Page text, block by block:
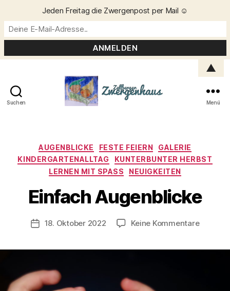
Suchen Menü
Kategorien
AUGENBLICKE FESTE FEIERN
GALERIE
KINDERGARTENALLTAG
KUNTERBUNTER HERBST
LERNEN MIT SPASS
NEUIGKEITEN
Einfach Augenblicke
Beitragsautor
V
n
C
h
ri
t
Veröffentlichungsdatum
18. Oktober 2022 Keine Kommentarezu
Jeden Freitag die Zwergenpost per Mail ☺️
▲